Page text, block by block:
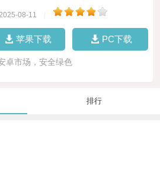
08-11
苹果下载 PC下载
卓市场，安全绿色
排行